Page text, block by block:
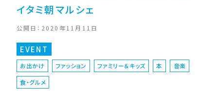
イタミ朝マルシェ
公開日：2020年11月11日
EVENT
お出かけ ファッション ファミリー＆キッズ 本
音楽
食・グルメ